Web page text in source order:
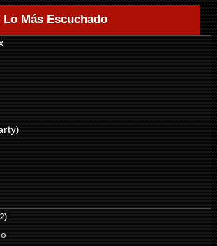
Lo Más Escuchado